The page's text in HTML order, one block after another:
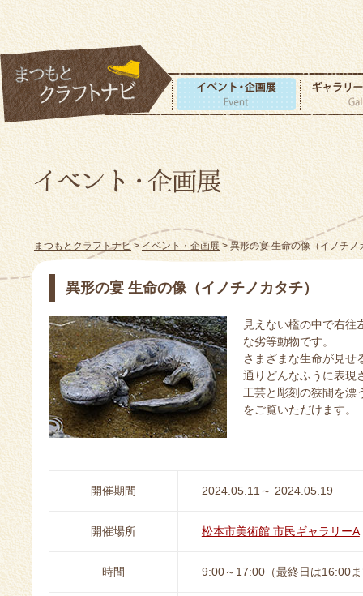
まつもとクラフトナビ>イベント・企画展> 異形の宴 生命の像（イノチノ
異形の宴 生命の像（イノチノカタチ）
見えない檻の中で右往
な劣等動物です。
さまざまな生命が見せ
通りどんなふうに表現
工芸と彫刻の狭間を漂
をご覧いただけます。
開催期間 2024.05.11～ 2024.05.19
開催場所 松本市美術館 市民ギャラリーA
時間 9:00～17:00（最終日は16:00